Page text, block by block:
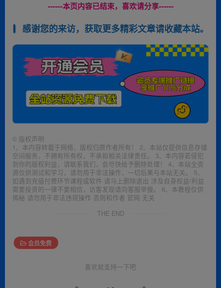
------本页内容已结束，喜欢请分享------
感谢您的来访，获取更多精彩文章请收藏本站。
© 版权声明
1、本内容转载于网络，版权归原作者所有！ 2、本站仅提供信息存储
空间服务，不拥有所有权，不承担相关法律责任。 3、本内容若侵犯
到你的版权利益，请联系我们，会尽快给予删除处理！ 4、本站全资
源仅供测试和学习，请勿用于非法操作，一切后果与本站无关。 5、
如遇到充值付费环节课程或软件 请马上删除退出 涉及自身权益/利益
需要投资的一律不要相信，访客发现请向客服举报。 6、本教程仅供
揭秘 请勿用于非法违规操作 否则和作者 官网 无关
THE END
会员免费
喜欢就支持一下吧